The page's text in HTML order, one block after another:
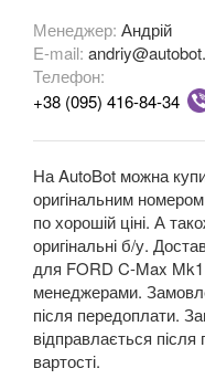
F-150 XII (P415)
F-150 XIII (P552)
Galaxy Mk2 (VX,
KA Mk1 (RBT)
KA Mk2 (RU8)
KA Mk3
KA+
Менеджер: Андрій
E-mail:
Телефон:
+38 (095) 416-84-34
На AutoBot можна
оригінальним
по хорошій ціні. А
оригінальні б/у.
для FORD C-Max
менеджерами.
після передоплати.
відправлається після
вартості.